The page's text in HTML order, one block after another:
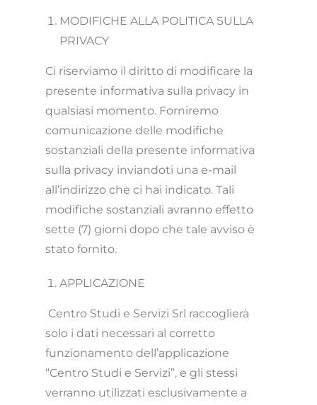
MODIFICHE ALLA POLITICA SULLA
PRIVACY
Ci riserviamo il diritto di modificare la
presente informativa sulla privacy in
qualsiasi momento. Forniremo
comunicazione delle modifiche
sostanziali della presente informativa
sulla privacy inviandoti una e-mail
all’indirizzo che ci hai indicato. Tali
modifiche sostanziali avranno effetto
sette (7) giorni dopo che tale avviso è
stato fornito.
APPLICAZIONE
Centro Studi e Servizi Srl raccoglierà
solo i dati necessari al corretto
funzionamento dell’applicazione
“Centro Studi e Servizi”, e gli stessi
verranno utilizzati esclusivamente a